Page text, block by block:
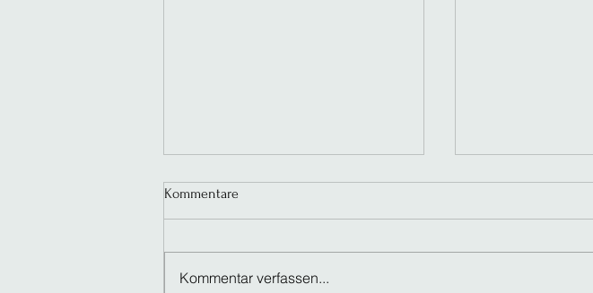
Kommentare
Kommentar verfassen...